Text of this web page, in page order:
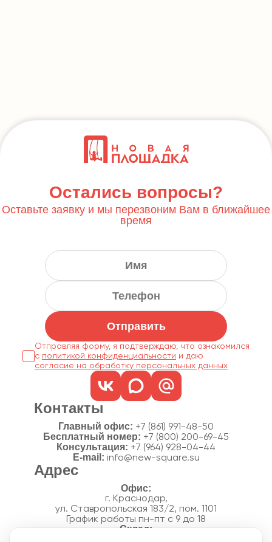
Остались вопросы?
Оставьте заявку и мы перезвоним Вам в ближайшее
время
Отправить
Отправляя форму, я подтверждаю, что ознакомился
с политикой конфиденциальности
согласие на обработку персональных данных
Контакты
Главный офис: +7 (861) 991-48-50
Бесплатный номер: +7 (800) 200-69-45
Консультация: +7 (964) 928-04-44
E-mail: info@new-square.su
Адрес
г. Краснодар,
ул. Ставропольская 183/2, пом. 1101
График работы пн-пт с 9 до 18